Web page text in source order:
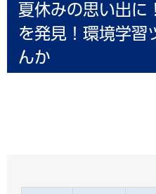
夏休みの思い出に
を発見！環境学習
んか